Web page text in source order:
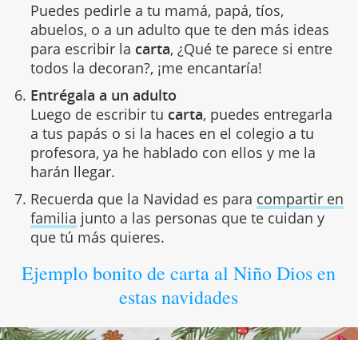
Puedes pedirle a tu mamá, papá, tíos,
abuelos, o a un adulto que te den más ideas
para escribir la carta, ¿Qué te parece si entre
todos la decoran?, ¡me encantaría!
Entrégala a un adulto
Luego de escribir tu carta, puedes entregarla
a tus papás o si la haces en el colegio a tu
profesora, ya he hablado con ellos y me la
harán llegar.
Recuerda que la Navidad es para compartir en
familia junto a las personas que te cuidan y
que tú más quieres.
Ejemplo bonito de carta al Niño Dios en
estas navidades